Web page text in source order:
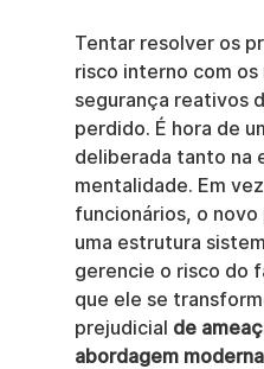
Tentar resolver os
risco interno com os
segurança reativos
perdido. É hora de
deliberada tanto na
mentalidade. Em
funcionários, o
uma estrutura
gerencie o risco do
que ele se
prejudicial de
abordagem